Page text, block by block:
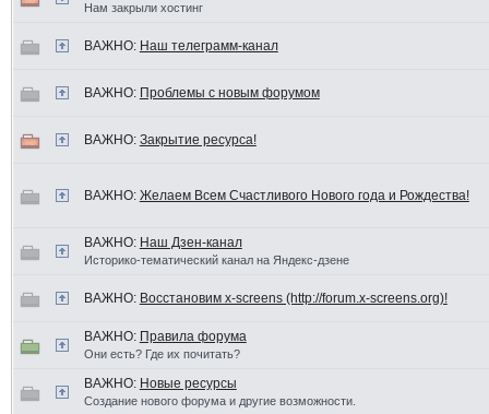
Нам закрыли хостинг
ВАЖНО: Наш телеграмм-канал
ВАЖНО: Проблемы с новым форумом
ВАЖНО: Закрытие ресурса!
ВАЖНО: Желаем Всем Счастливого Нового года и Рождества!
ВАЖНО: Наш Дзен-канал
Историко-тематический канал на Яндекс-дзене
ВАЖНО: Восстановим x-screens (http://forum.x-screens.org)!
ВАЖНО: Правила форума
Они есть? Где их почитать?
ВАЖНО: Новые ресурсы
Создание нового форума и другие возможности.